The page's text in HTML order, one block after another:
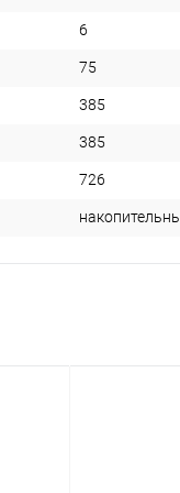
6
75
385
385
726